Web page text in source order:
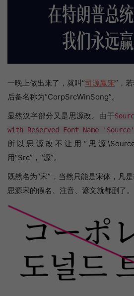
一晚上做出来了，就叫“司源赢宋”，
后备名称为“CorpSrcWinSong”。
显然汉字部分又是思源改。由于
with Reserved Font Name
所以思源改不让用“思源
用“Src”，“源”。
既然名为“宋”，当然只能是宋体，
思源宋的假名、注音、谚文就都删了。